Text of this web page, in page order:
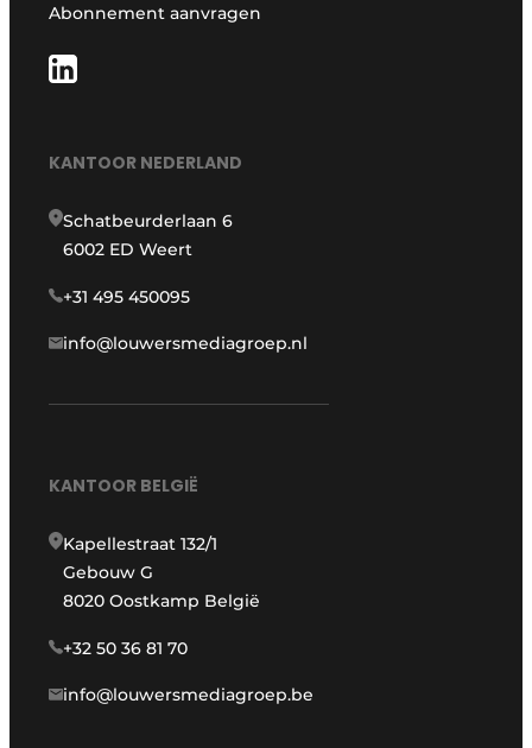
Abonnement aanvragen
KANTOOR NEDERLAND
Schatbeurderlaan 6
6002 ED Weert
+31 495 450095
info@louwersmediagroep.nl
KANTOOR BELGIË
Kapellestraat 132/1
Gebouw G
8020 Oostkamp België
+32 50 36 81 70
info@louwersmediagroep.be